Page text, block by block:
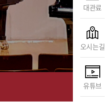
대관료
오시는길
유튜브